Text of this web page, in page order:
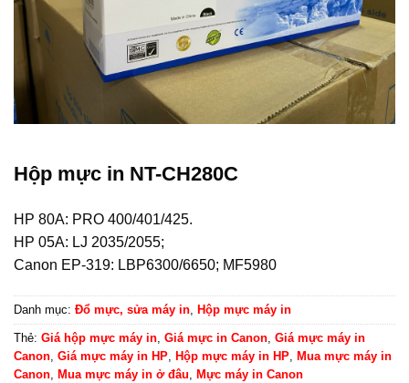
Hộp mực in NT-CH280C
HP 80A: PRO 400/401/425.
HP 05A: LJ 2035/2055;
Canon EP-319: LBP6300/6650; MF5980
Danh mục: Đổ mực, sửa máy in, Hộp mực máy in
Thẻ: Giá hộp mực máy in, Giá mực in Canon, Giá mực máy in
Canon, Giá mực máy in HP, Hộp mực máy in HP, Mua mực máy in
Canon, Mua mực máy in ở đâu, Mực máy in Canon